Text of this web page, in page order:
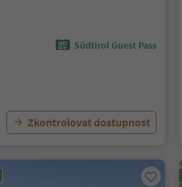
Südtirol Guest Pass
Zkontrolovat dostupnost